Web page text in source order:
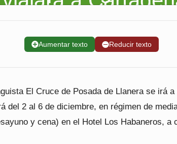
➕Aumentar texto ➖Reducir texto
El Cruce de Posada de Llanera se irá
del 2 al 6 de diciembre, en régimen de
y cena) en el Hotel Los Habaneros, a